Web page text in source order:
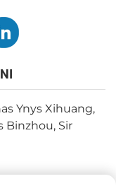
Ynys Xihuang,
Binzhou, Sir